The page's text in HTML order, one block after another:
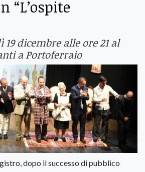
“L’ospite
19 dicembre alle ore 21 al
a Portoferraio
dopo il successo di pubblico